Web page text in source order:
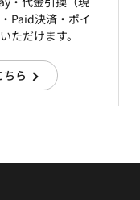
Paid決済・ポイ
ただけます。
ちら